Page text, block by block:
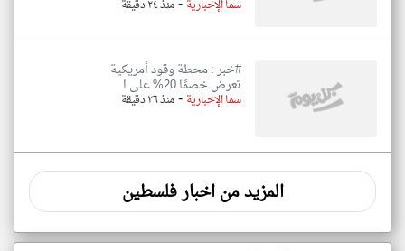
سما الإخبارية منذ ٢٤ دقيقة
#خبر : محطة وقود أمريكية
تعرض خصمًا 20% على ا
سما الإخبارية -منذ ٢٦ دقيقة
المزيد من اخبار فلسطين